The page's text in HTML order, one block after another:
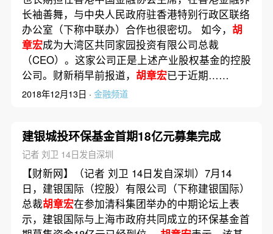
长袖善舞，与中央人民政府驻香港特别行政区联络
办公室（下称中联办）合作也很密切。 如今， 胡
章宏成为大湾区共同家园投资有限公司总裁
（CEO）。这家公司正是上述产业股权基金的控股
公司。财新稍早前报道， 胡章宏已于近期……
2018年12月13日 · 金融频道
建银城投环保基金首期18亿元募集完成
记者 刘卫 14日发自深圳
【财新网】（记者 刘卫 14日发自深圳）7月14
日，建银国际（控股）有限公司（下称建银国际）
总裁胡章宏在参加清科集团举办的中期论坛上表
示，建银国际与上海市政府共同成立的环保基金首